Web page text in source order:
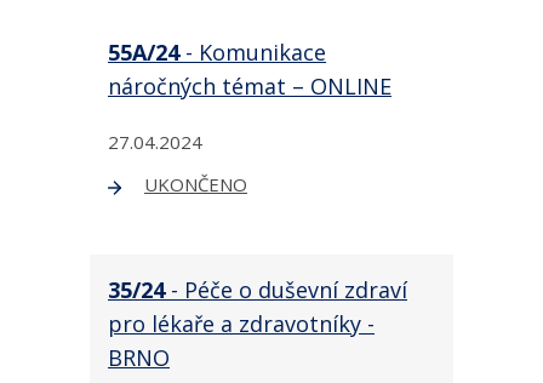
55A/24- Komunikace
náročných témat – ONLINE
27.04.2024
UKONČENO
35/24- Péče o duševní zdraví
pro lékaře a zdravotníky -
BRNO